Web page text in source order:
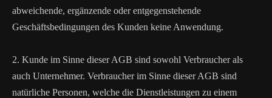
abweichende, ergänzende oder entgegenstehende
Geschäftsbedingungen des Kunden keine Anwendung.
2. Kunde im Sinne dieser AGB sind sowohl Verbraucher als
auch Unternehmer. Verbraucher im Sinne dieser AGB sind
natürliche Personen, welche die Dienstleistungen zu einem